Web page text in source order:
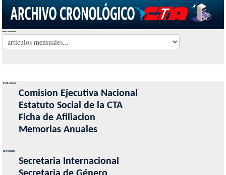
Seleccionar Mes
Institucional
Comision Ejecutiva Nacional
Estatuto Social de la CTA
Ficha de Afiliacion
Memorias Anuales
Secretarias
Secretaria Internacional